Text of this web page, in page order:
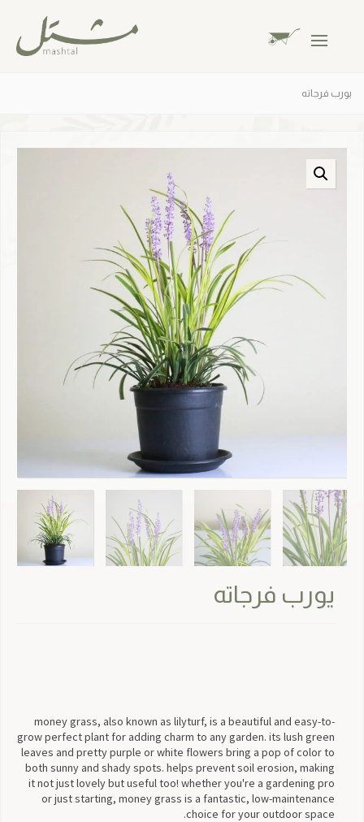
يورب فرجاته
يورب فرجاته
money grass, also known as lilyturf, is a beautiful and easy-to-
grow perfect plant for adding charm to any garden. its lush green
leaves and pretty purple or white flowers bring a pop of color to
both sunny and shady spots. helps prevent soil erosion, making
it not just lovely but useful too! whether you're a gardening pro
or just starting, money grass is a fantastic, low-maintenance
choice for your outdoor space.